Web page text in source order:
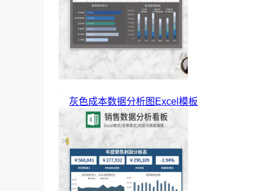
灰色成本数据分析图Excel模板